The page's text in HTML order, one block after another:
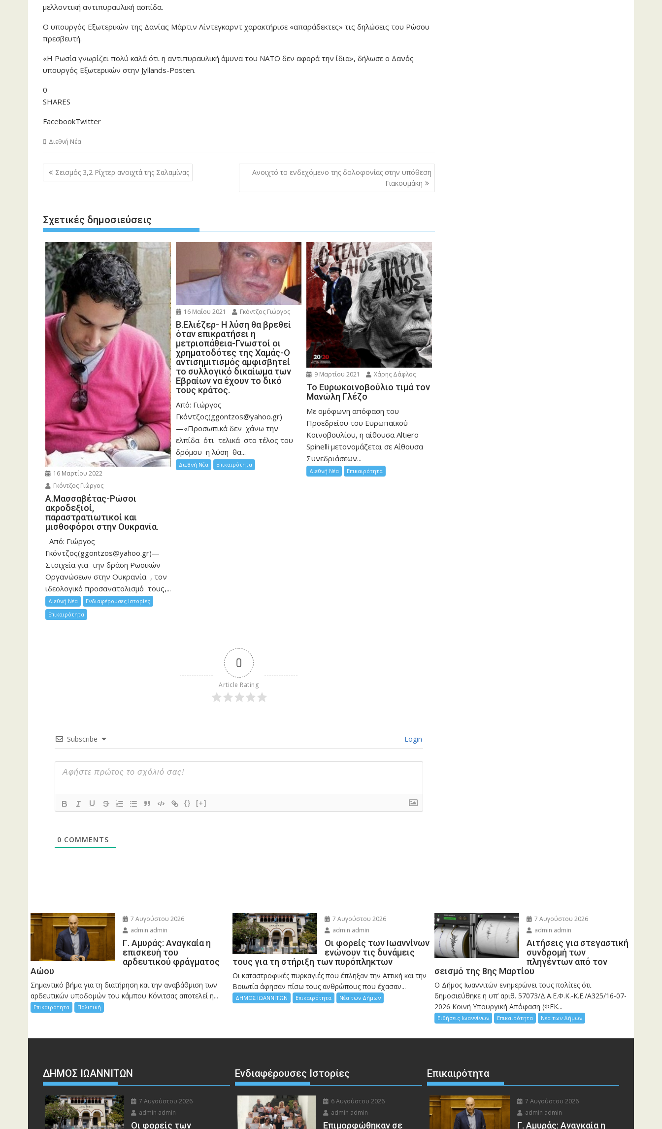
μελλοντική αντιπυραυλική ασπίδα.
Ο υπουργός Εξωτερικών της Δανίας Μάρτιν Λίντεγκαρντ χαρακτήρισε «απαράδεκτες» τις δηλώσεις του Ρώσου
πρεσβευτή.
«Η Ρωσία γνωρίζει πολύ καλά ότι η αντιπυραυλική άμυνα του ΝΑΤΟ δεν αφορά την ίδια», δήλωσε ο Δανός
υπουργός Εξωτερικών στην Jyllands-Posten.
0
SHARES
FacebookTwitter
Διεθνή Νέα
Πλοήγηση
άρθρων
Σεισμός 3,2 Ρίχτερ ανοιχτά της Σαλαμίνας
Ανοιχτό το ενδεχόμενο της δολοφονίας στην υπόθεση
Γιακουμάκη
Σχετικές δημοσιεύσεις
16 Μαρτίου 2022
Γκόντζος Γιώργος
Α.Μασσαβέτας-Ρώσοι
ακροδεξιοί,
παραστρατιωτικοί και
μισθοφόροι στην Ουκρανία.
Από: Γιώργος
Γκόντζος(ggontzos@yahoo.gr)—
Στοιχεία για την δράση Ρωσικών
Οργανώσεων στην Ουκρανία , τον
ιδεολογικό προσανατολισμό τους,...
Διεθνή Νέα
Ενδιαφέρουσες Ιστορίες
Επικαιρότητα
16 Μαΐου 2021 Γκόντζος Γιώργος
Β.Ελιέζερ- Η λύση θα βρεθεί
όταν επικρατήσει η
μετριοπάθεια-Γνωστοί οι
χρηματοδότες της Χαμάς-Ο
αντισημιτισμός αμφισβητεί
το συλλογικό δικαίωμα των
Εβραίων να έχουν το δικό
τους κράτος.
Από: Γιώργος
Γκόντζος(ggontzos@yahoo.gr)
—«Προσωπικά δεν χάνω την
ελπίδα ότι τελικά στο τέλος του
δρόμου η λύση θα...
Διεθνή Νέα Επικαιρότητα
9 Μαρτίου 2021 Χάρης Δάφλος
To Eυρωκοινοβούλιο τιμά τον
Μανώλη Γλέζο
Με ομόφωνη απόφαση του
Προεδρείου του Ευρωπαϊκού
Κοινοβουλίου, η αίθουσα Altiero
Spinelli μετονομάζεται σε Αίθουσα
Συνεδριάσεων...
Διεθνή Νέα Επικαιρότητα
0
Article Rating
Subscribe Login
{} [+]
0 COMMENTS
7 Αυγούστου 2026
admin admin
Γ. Αμυράς: Αναγκαία η
επισκευή του
αρδευτικού φράγματος
Αώου
Σημαντικό βήμα για τη διατήρηση και την αναβάθμιση των
αρδευτικών υποδομών του κάμπου Κόνιτσας αποτελεί η...
Επικαιρότητα Πολιτική
7 Αυγούστου 2026
admin admin
Οι φορείς των Ιωαννίνων
ενώνουν τις δυνάμεις
τους για τη στήριξη των πυρόπληκτων
Οι καταστροφικές πυρκαγιές που έπληξαν την Αττική και την
Bοιωτία άφησαν πίσω τους ανθρώπους που έχασαν...
ΔΗΜΟΣ ΙΩΑΝΝΙΤΩΝ Επικαιρότητα Νέα των Δήμων
7 Αυγούστου 2026
admin admin
Αιτήσεις για στεγαστική
συνδρομή των
πληγέντων από τον
σεισμό της 8ης Μαρτίου
Ο Δήμος Ιωαννιτών ενημερώνει τους πολίτες ότι
δημοσιεύθηκε η υπ’ αριθ. 57073/Δ.Α.Ε.Φ.Κ.-Κ.Ε./Α325/16-07-
2026 Κοινή Υπουργική Απόφαση (ΦΕΚ...
Ειδήσεις Ιωαννίνων Επικαιρότητα Νέα των Δήμων
ΔΗΜΟΣ ΙΩΑΝΝΙΤΩΝ
7 Αυγούστου 2026
admin admin
Οι φορείς των
Ενδιαφέρουσες Ιστορίες
6 Αυγούστου 2026
admin admin
Eπιμορφώθηκαν σε
Επικαιρότητα
7 Αυγούστου 2026
admin admin
Γ. Αμυράς: Αναγκαία η